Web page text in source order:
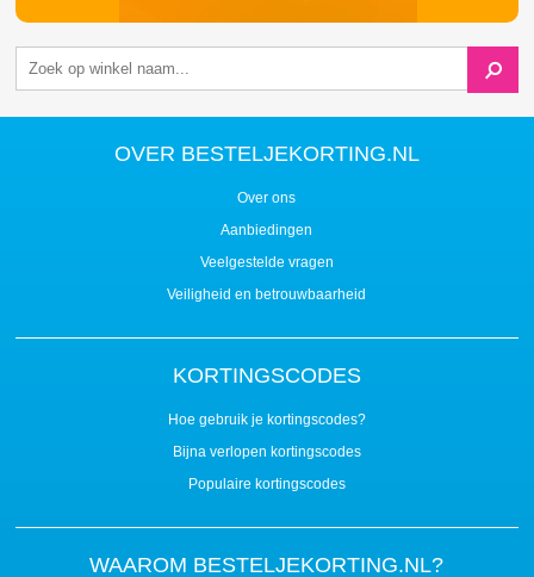
OVER BESTELJEKORTING.NL
Over ons
Aanbiedingen
Veelgestelde vragen
Veiligheid en betrouwbaarheid
KORTINGSCODES
Hoe gebruik je kortingscodes?
Bijna verlopen kortingscodes
Populaire kortingscodes
WAAROM BESTELJEKORTING.NL?